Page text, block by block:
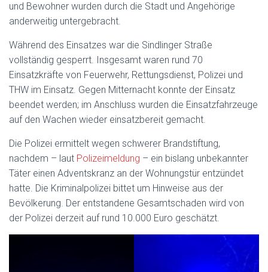
und Bewohner wurden durch die Stadt und Angehörige
anderweitig untergebracht.
Während des Einsatzes war die Sindlinger Straße
vollständig gesperrt. Insgesamt waren rund 70
Einsatzkräfte von Feuerwehr, Rettungsdienst, Polizei und
THW im Einsatz. Gegen Mitternacht konnte der Einsatz
beendet werden; im Anschluss wurden die Einsatzfahrzeuge
auf den Wachen wieder einsatzbereit gemacht.
Die Polizei ermittelt wegen schwerer Brandstiftung,
nachdem – laut Polizeimeldung – ein bislang unbekannter
Täter einen Adventskranz an der Wohnungstür entzündet
hatte. Die Kriminalpolizei bittet um Hinweise aus der
Bevölkerung. Der entstandene Gesamtschaden wird von
der Polizei derzeit auf rund 10.000 Euro geschätzt.